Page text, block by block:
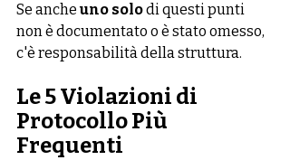
Se anche uno solo di questi punti
non è documentato o è stato omesso,
c'è responsabilità della struttura.
Le 5 Violazioni di
Protocollo Più
Frequenti